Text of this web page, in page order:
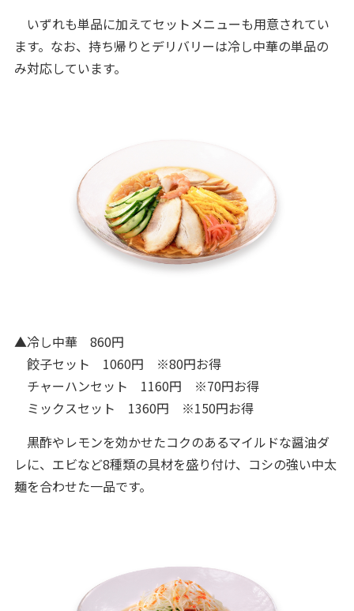
いずれも単品に加えてセットメニューも用意されてい
ます。なお、持ち帰りとデリバリーは冷し中華の単品の
み対応しています。
▲冷し中華 860円
餃子セット 1060円 ※80円お得
チャーハンセット 1160円 ※70円お得
ミックスセット 1360円 ※150円お得
黒酢やレモンを効かせたコクのあるマイルドな醤油ダ
レに、エビなど8種類の具材を盛り付け、コシの強い中太
麺を合わせた一品です。